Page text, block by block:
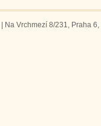
Vrchmezí 8/231, Praha